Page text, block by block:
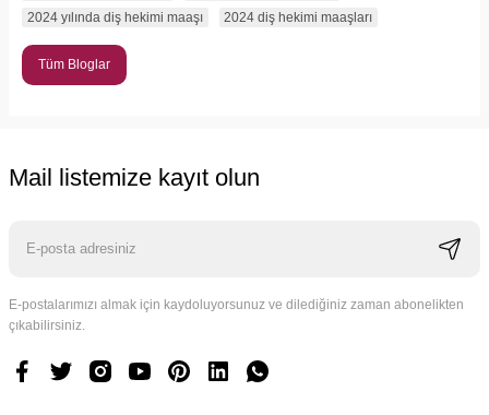
2024 yılında diş hekimi maaşı
2024 diş hekimi maaşları
Tüm Bloglar
Mail listemize kayıt olun
E-postalarımızı almak için kaydoluyorsunuz ve dilediğiniz zaman abonelikten
çıkabilirsiniz.